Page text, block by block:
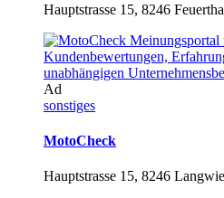
Hauptstrasse 15, 8246
Ad
sonstiges
MotoCheck
Hauptstrasse 15, 8246